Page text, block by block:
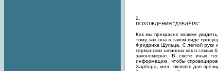
2.
ПОХОЖДЕНИЯ "ДУБЛЁРА".
Как мы прекрасно можем увидеть,
тому, как она в таком виде
Фридриха Шульца. С легкой руки
германских шпионах как о самых
закономерно. В свете иных
информацию, чтобы
Харбора, мол, являлся для